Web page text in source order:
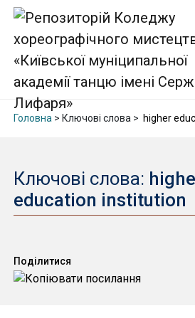
Головна > Ключові слова > higher
Ключові слова:
education institution
Поділитися